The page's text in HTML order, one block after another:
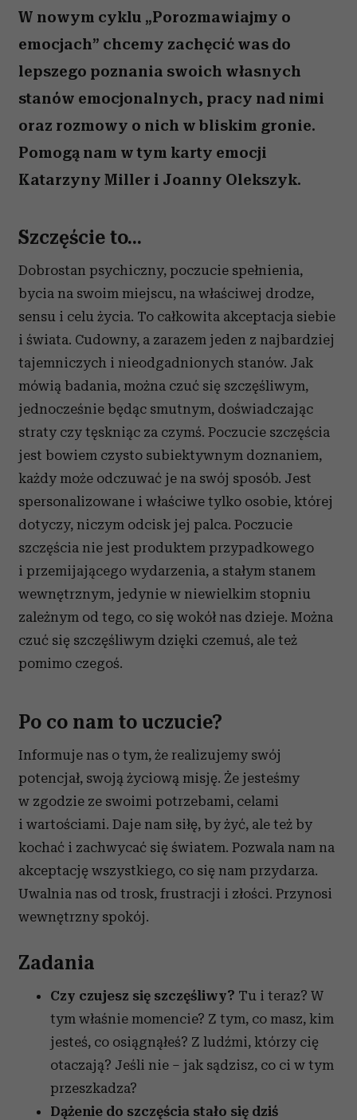
W nowym cyklu „Porozmawiajmy o
emocjach” chcemy zachęcić was do
lepszego poznania swoich własnych
stanów emocjonalnych, pracy nad nimi
oraz rozmowy o nich w bliskim gronie.
Pomogą nam w tym karty emocji
Katarzyny Miller i Joanny Olekszyk.
Szczęście to...
Dobrostan psychiczny, poczucie spełnienia,
bycia na swoim miejscu, na właściwej drodze,
sensu i celu życia. To całkowita akceptacja siebie
i świata. Cudowny, a zarazem jeden z najbardziej
tajemniczych i nieodgadnionych stanów. Jak
mówią badania, można czuć się szczęśliwym,
jednocześnie będąc smutnym, doświadczając
straty czy tęskniąc za czymś. Poczucie szczęścia
jest bowiem czysto subiektywnym doznaniem,
każdy może odczuwać je na swój sposób. Jest
spersonalizowane i właściwe tylko osobie, której
dotyczy, niczym odcisk jej palca. Poczucie
szczęścia nie jest produktem przypadkowego
i przemijającego wydarzenia, a stałym stanem
wewnętrznym, jedynie w niewielkim stopniu
zależnym od tego, co się wokół nas dzieje. Można
czuć się szczęśliwym dzięki czemuś, ale też
pomimo czegoś.
Po co nam to uczucie?
Informuje nas o tym, że realizujemy swój
potencjał, swoją życiową misję. Że jesteśmy
w zgodzie ze swoimi potrzebami, celami
i wartościami. Daje nam siłę, by żyć, ale też by
kochać i zachwycać się światem. Pozwala nam na
akceptację wszystkiego, co się nam przydarza.
Uwalnia nas od trosk, frustracji i złości. Przynosi
wewnętrzny spokój.
Zadania
Czy czujesz się szczęśliwy? Tu i teraz? W
tym właśnie momencie? Z tym, co masz, kim
jesteś, co osiągnąłeś? Z ludźmi, którzy cię
otaczają? Jeśli nie – jak sądzisz, co ci w tym
przeszkadza?
Dążenie do szczęścia stało się dziś